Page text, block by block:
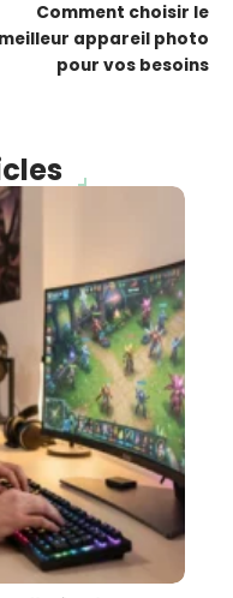
Comment choisir le
meilleur appareil photo
pour vos besoins